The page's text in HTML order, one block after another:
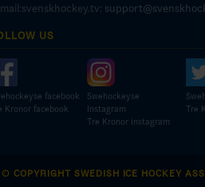
US
facebook
Kronor facebook
Swehockeyse
Instagram
Tre Kronor instagram
Tre
© COPYRIGHT SWEDISH ICE HOCKEY